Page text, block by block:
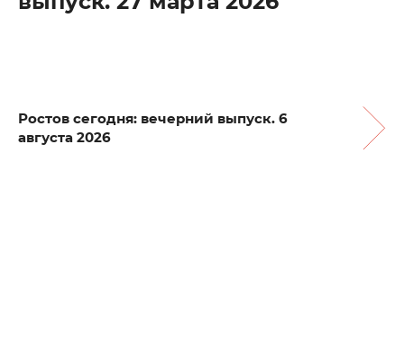
Ростов сегодня: вечерний выпуск. 6
августа 2026